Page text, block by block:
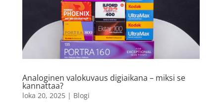
Analoginen valokuvaus digiaikana – miksi se
kannattaa?
loka 20, 2025| Blogi
Polaroid Color film 600
pikafilmi, 16 kpl